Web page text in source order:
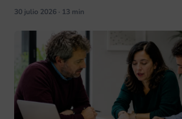
una carpeta. La documentación larga, la que
30 julio 2026 · 13 min